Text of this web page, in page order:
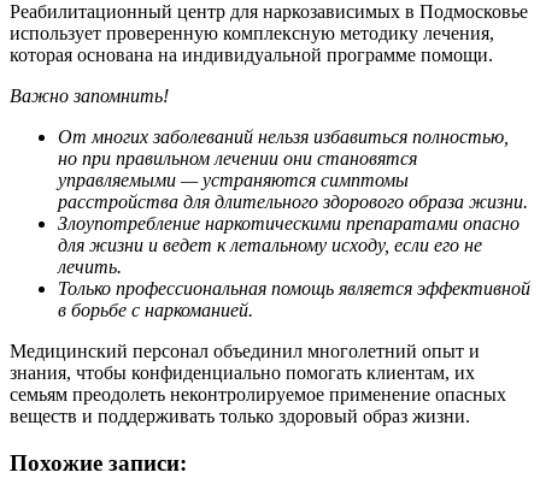
Реабилитационный центр для наркозависимых в Подмосковье
использует проверенную комплексную методику лечения,
которая основана на индивидуальной программе помощи.
Важно запомнить!
От многих заболеваний нельзя избавиться полностью,
но при правильном лечении они становятся
управляемыми — устраняются симптомы
расстройства для длительного здорового образа жизни.
Злоупотребление наркотическими препаратами опасно
для жизни и ведет к летальному исходу, если его не
лечить.
Только профессиональная помощь является эффективной
в борьбе с наркоманией.
Медицинский персонал объединил многолетний опыт и
знания, чтобы конфиденциально помогать клиентам, их
семьям преодолеть неконтролируемое применение опасных
веществ и поддерживать только здоровый образ жизни.
Похожие записи: